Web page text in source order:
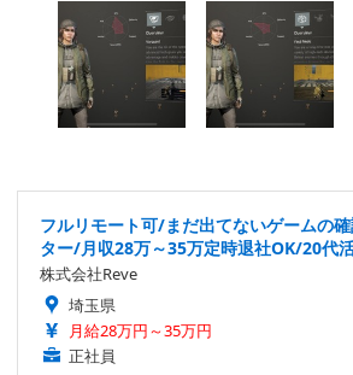
フルリモート可/まだ出てないゲームの
ター/月収28万～35万定時退社OK/20代
株式会社Reve
埼玉県
月給28万円～35万円
正社員